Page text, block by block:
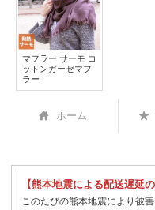
マフラー サーモ コ
ットンガーゼマフ
ラー
ホーム
【熊本地震による配送遅延
このたびの熊本地震により被